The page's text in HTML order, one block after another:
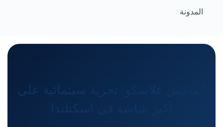
المدونة
آيماكس غلاسكو: تجربة سينمائية على
أكبر شاشة في اسكتلندا